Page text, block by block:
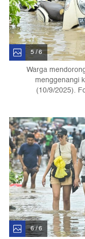
5 / 6
Warga
menggenangi
(10/9/2025).
6 / 6